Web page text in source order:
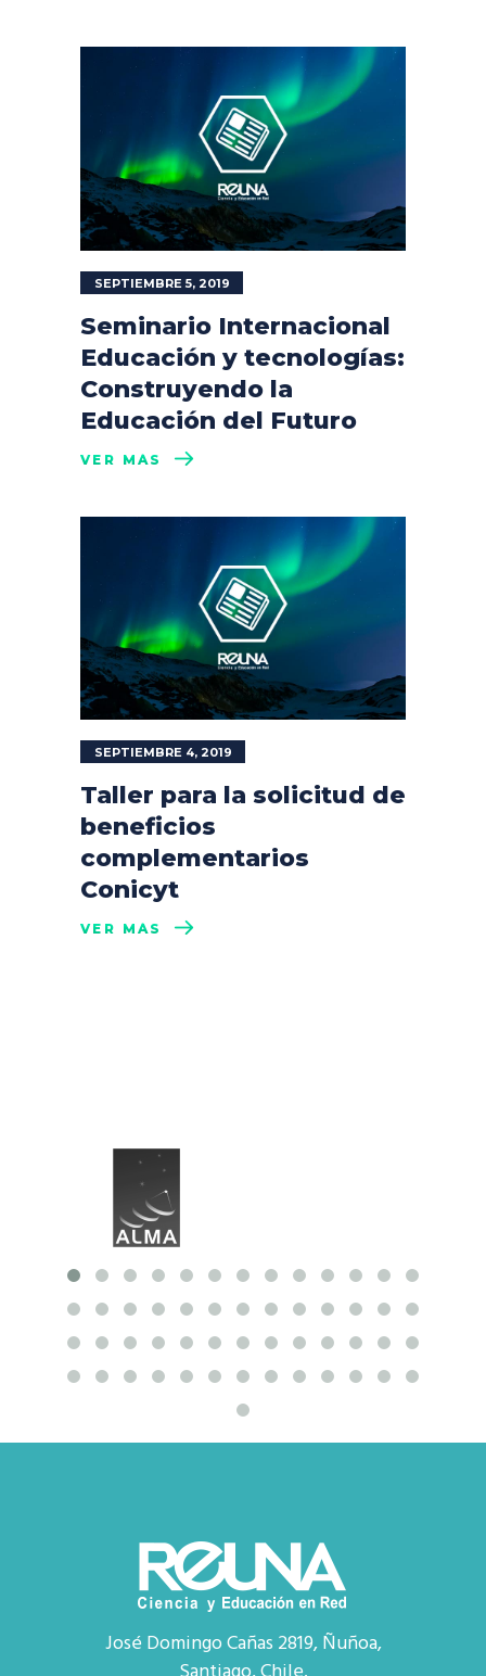
SEPTIEMBRE 5, 2019
Seminario Internacional
Educación y tecnologías:
Construyendo la
Educación del Futuro
VER MÁS
SEPTIEMBRE 4, 2019
Taller para la solicitud de
beneficios
complementarios
Conicyt
VER MÁS
José Domingo Cañas 2819, Ñuñoa,